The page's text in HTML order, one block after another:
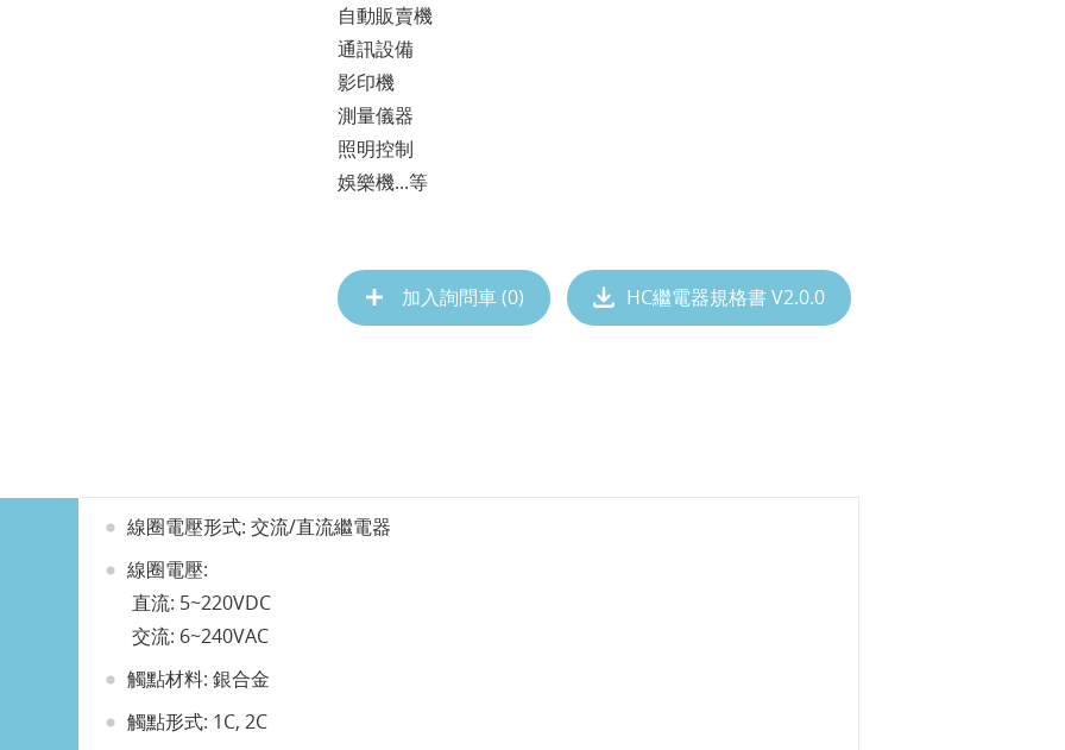
自動販賣機
通訊設備
影印機
測量儀器
照明控制
娛樂機...等
加入詢問車 (0) HC繼電器規格書 V2.0.0
線圈電壓形式: 交流/直流繼電器
線圈電壓:
直流: 5~220VDC
交流: 6~240VAC
觸點材料: 銀合金
觸點形式: 1C, 2C